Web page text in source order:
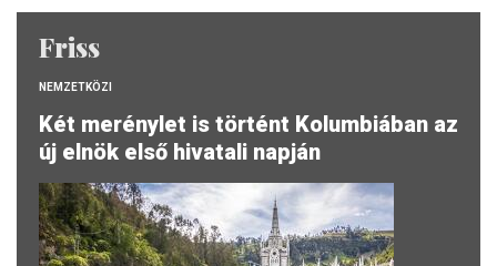
Friss
NEMZETKÖZI
Két merénylet is történt Kolumbiában az
új elnök első hivatali napján